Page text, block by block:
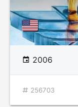
2006
256703